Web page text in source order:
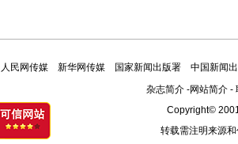
人民网传媒 新华网传媒 国家新闻出版署
中国新闻
杂志简介 -网站简介 -
Copyright©
转载需注明来源